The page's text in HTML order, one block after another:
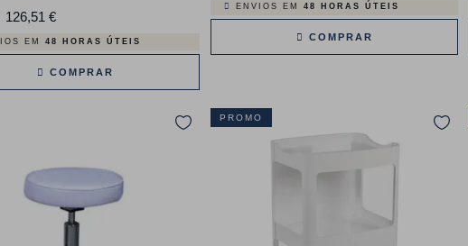
126,51 €Preço
EM 48 HORAS ÚTEIS
COMPRAR
ENVIOS EM 48 HORAS ÚTEIS
COMPRAR
PROMO